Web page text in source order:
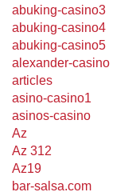
abuking-casino3
abuking-casino4
abuking-casino5
alexander-casino
articles
asino-casino1
asinos-casino
Az
Az 312
Az19
bar-salsa.com